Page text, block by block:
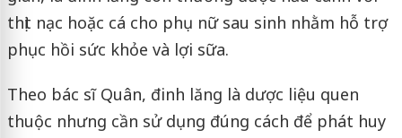
thịt nạc hoặc cá cho phụ nữ sau sinh nhằm hỗ trợ
phục hồi sức khỏe và lợi sữa.
Theo bác sĩ Quân, đinh lăng là dược liệu quen
thuộc nhưng cần sử dụng đúng cách để phát huy